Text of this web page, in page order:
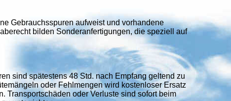
Gebrauchsspuren aufweist und vorhandene
bilden Sonderanfertigungen, die speziell auf
sind spätestens 48 Std. nach Empfang geltend zu
oder Fehlmengen wird kostenloser Ersatz
Transportschäden oder Verluste sind sofort beim